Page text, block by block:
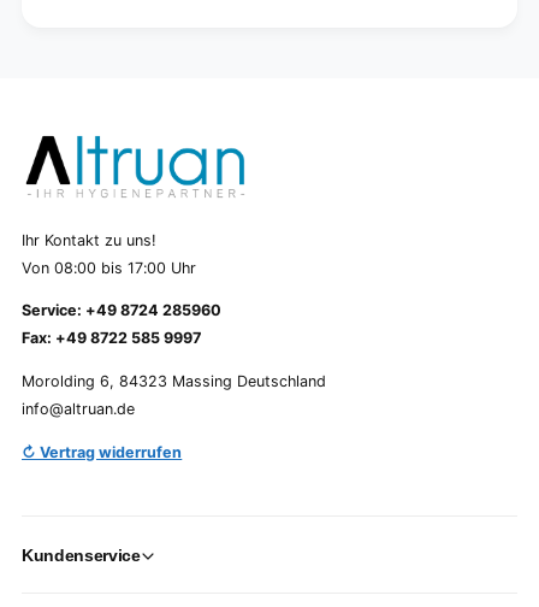
Ihr Kontakt zu uns!
Von 08:00 bis 17:00 Uhr
Service: +49 8724 285960
Fax: +49 8722 585 9997
Morolding 6, 84323 Massing Deutschland
info@altruan.de
↻ Vertrag widerrufen
Kundenservice